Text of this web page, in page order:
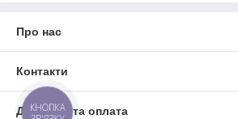
Про нас
Контакти
Доставка та оплата
КНОПКА